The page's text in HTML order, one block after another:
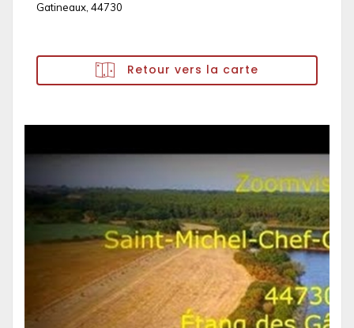
Gatineaux, 44730
Retour vers la carte